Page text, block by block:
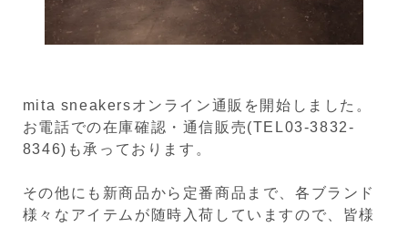
mita sneakersオンライン通販を開始しました。
お電話での在庫確認・通信販売(TEL03-3832-
8346)も承っております。
その他にも新商品から定番商品まで、各ブランド
様々なアイテムが随時入荷していますので、皆様